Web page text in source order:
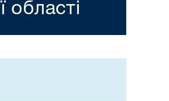
області